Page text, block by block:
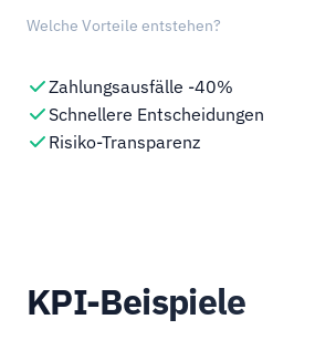
Welche Vorteile entstehen?
Zahlungsausfälle -40%
Schnellere Entscheidungen
Risiko-Transparenz
KPI-Beispiele